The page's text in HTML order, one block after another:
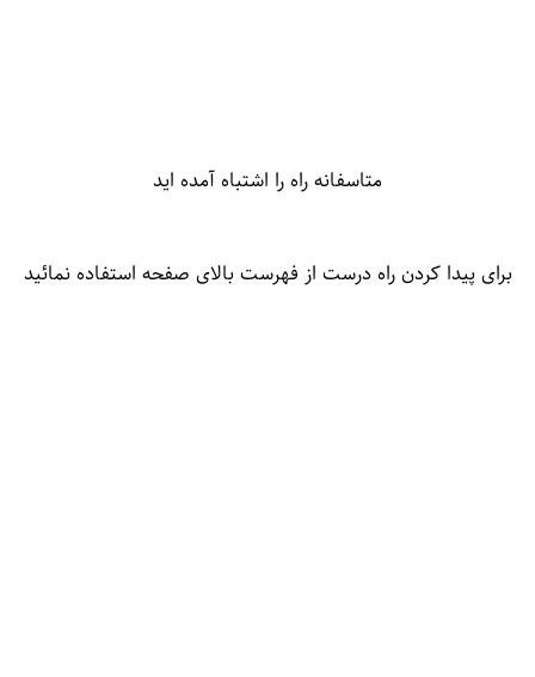
متاسفانه راه را اشتباه آمده اید
برای پیدا کردن راه درست از فهرست بالای صفحه استفاده نمائید